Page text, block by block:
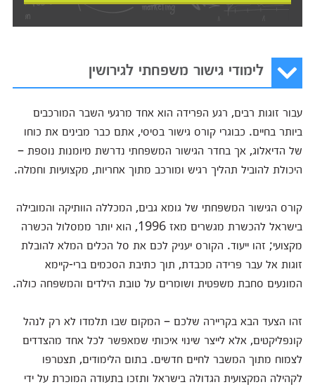
לימודי גישור משפחתי לגירושין
עבור זוגות רבים, רגע הפרידה הוא אחד מרגעי השבר המורכבים
ביותר בחיים. כבוגרי קורס גישור בסיסי, אתם כבר מבינים את כוחו
של הדיאלוג, אך בחדר הגישור המשפחתי נדרשת מיומנות נוספת –
היכולת להוביל תהליך רגיש ומורכב מתוך אחריות, מקצועיות וחמלה.
קורס הגישור המשפחתי של גומא גבים, המכללה הוותיקה והמובילה
בישראל להכשרת מגשרים מאז 1996, הוא יותר ממסלול הכשרה
מקצועי; זהו ייעוד. הקורס יעניק לכם את סל הכלים המלא להובלת
זוגות אל עבר פרידה מכבדת, תוך כתיבת הסכמים ברי-קיימא
המונעים סחבת משפטית ושומרים על טובת הילדים והמשפחה כולה.
זהו הצעד הבא בקריירה שלכם – המקום שבו תלמדו לא רק לנהל
קונפליקטים, אלא לייצר שינוי איכותי שמאפשר לכל אחד מהצדדים
לצמוח מתוך המשבר לחיים חדשים. בתום הלימודים, תצטרפו
לקהילה המקצועית הגדולה בישראל ותזכו בתעודה המוכרת על ידי